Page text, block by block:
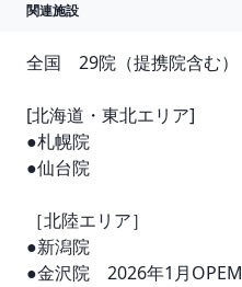
関連施設
全国　29院（提携院含む）
[北海道・東北エリア]
●札幌院
●仙台院
［北陸エリア］
●新潟院
●金沢院　2026年1月OPEM